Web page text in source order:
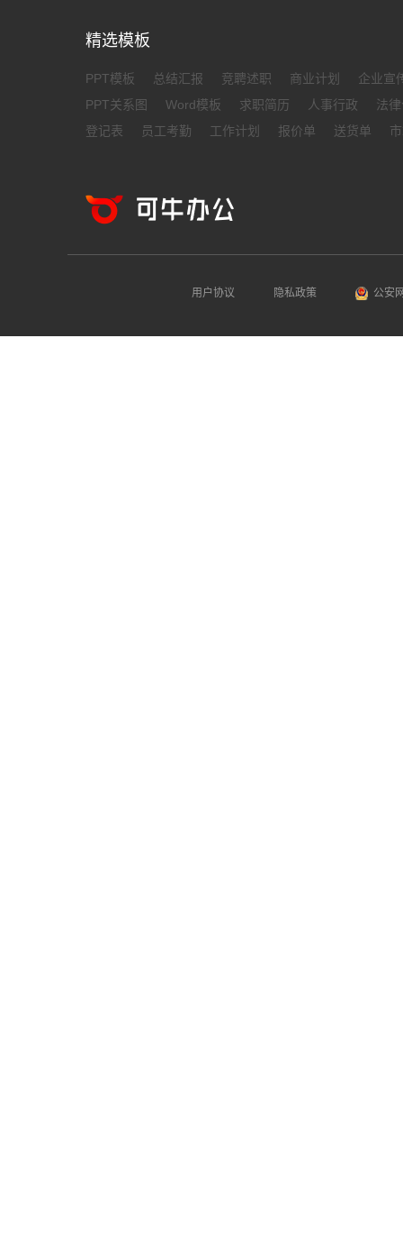
精选模板
PPT模板 总结汇报 竞聘述职 商业计划
企业宣
PPT关系图
Word模板 求职简历 人事行政
法
登记表
员工考勤 工作计划 报价单 送货单
用户协议 隐私政策 公安